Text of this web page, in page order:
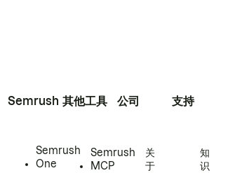
Semrush
Semrush
One
其他工具
Semrush
MCP
公司
关
于
支持
知
识